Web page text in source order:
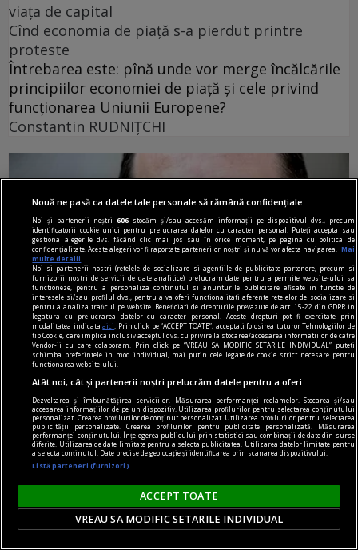
viața de capital
Cînd economia de piață s-a pierdut printre
proteste
Întrebarea este: pînă unde vor merge încălcările
principiilor economiei de piață și cele privind
funcționarea Uniunii Europene?
Constantin RUDNIŢCHI
contraintuiția
De ce n-avea Navalnîi șapcă?
Dar trebuie să îi dăm societății ruse credit că
măcar a încercat. Sacrificiul lui Navalnîi e dovada.
Teodor TIŢĂ
Nouă ne pasă ca datele tale personale să rămână confidențiale
Noi și partenerii noștri606 stocăm și/sau accesăm informații pe dispozitivul dvs., precum
identificatorii cookie unici pentru prelucrarea datelor cu caracter personal. Puteți accepta sau
gestiona alegerile dvs. făcând clic mai jos sau în orice moment, pe pagina cu politica de
confidențialitate. Aceste alegeri vor fi raportate partenerilor noștri și nu vă vor afecta navigarea.
Mai
multe detalii
Noi si partenerii nostri (retelele de socializare si agentiile de publicitate partenere, precum si
furnizorii nostri de servicii de date analitice) prelucram date pentru a permite website-ului sa
functioneze, pentru a personaliza continutul si anunturile publicitare afisate in functie de
interesele si/sau profilul dvs., pentru a va oferi functionalitati aferente retelelor de socializare si
pentru a analiza traficul pe website. Beneficiati de drepturile prevazute de art. 15-22 din GDPR in
legatura cu prelucrarea datelor cu caracter personal. Aceste drepturi pot fi exercitate prin
modalitatea indicataaici
. Prin click pe “ACCEPT TOATE”, acceptati folosirea tuturor Tehnologiilor de
tip Cookie, care implica inclusiv acceptul dvs. cu privire la stocarea/accesarea informatiilor de catre
Vendor-ii cu care colaboram. Prin click pe “VREAU SA MODIFIC SETARILE INDIVIDUAL” puteti
schimba preferintele in mod individual, mai putin cele legate de cookie strict necesare pentru
functionarea website-ului.
Atât noi, cât și partenerii noștri prelucrăm datele pentru a oferi:
Dezvoltarea și îmbunătățirea serviciilor. Măsurarea performanței reclamelor. Stocarea și/sau
accesarea informațiilor de pe un dispozitiv. Utilizarea profilurilor pentru selectarea conținutului
personalizat. Crearea profilurilor de conținut personalizat. Utilizarea profilurilor pentru selectarea
publicității personalizate. Crearea profilurilor pentru publicitate personalizată. Măsurarea
performanței conținutului. Înțelegerea publicului prin statistici sau combinații de date din surse
diferite. Utilizarea de date limitate pentru a selecta publicitatea. Utilizarea datelor limitate pentru
a selecta conținutul. Date precise de geolocație și identificarea prin scanarea dispozitivului.
Listă parteneri (furnizori)
ACCEPT TOATE
VREAU SA MODIFIC SETARILE INDIVIDUAL